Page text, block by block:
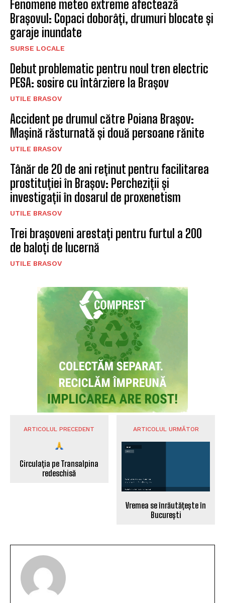
Fenomene meteo extreme afectează
Brașovul: Copaci doborâți, drumuri blocate și
garaje inundate
SURSE LOCALE
Debut problematic pentru noul tren electric
PESA: sosire cu întârziere la Brașov
UTILE BRASOV
Accident pe drumul către Poiana Brașov:
Mașină răsturnată și două persoane rănite
UTILE BRASOV
Tânăr de 20 de ani reținut pentru facilitarea
prostituției în Brașov: Percheziții și
investigații în dosarul de proxenetism
UTILE BRASOV
Trei brașoveni arestați pentru furtul a 200
de baloți de lucernă
UTILE BRASOV
ARTICOLUL PRECEDENT
Circulația pe Transalpina
redeschisă
ARTICOLUL URMĂTOR
Vremea se înrăutățește în
București